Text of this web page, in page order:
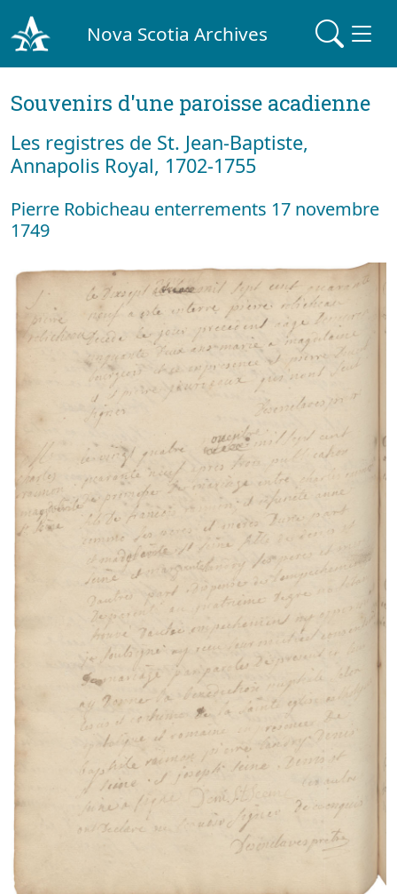
Nova Scotia Archives
Souvenirs d'une paroisse acadienne
Les registres de St. Jean-Baptiste,
Annapolis Royal, 1702-1755
Pierre Robicheau enterrements 17 novembre
1749